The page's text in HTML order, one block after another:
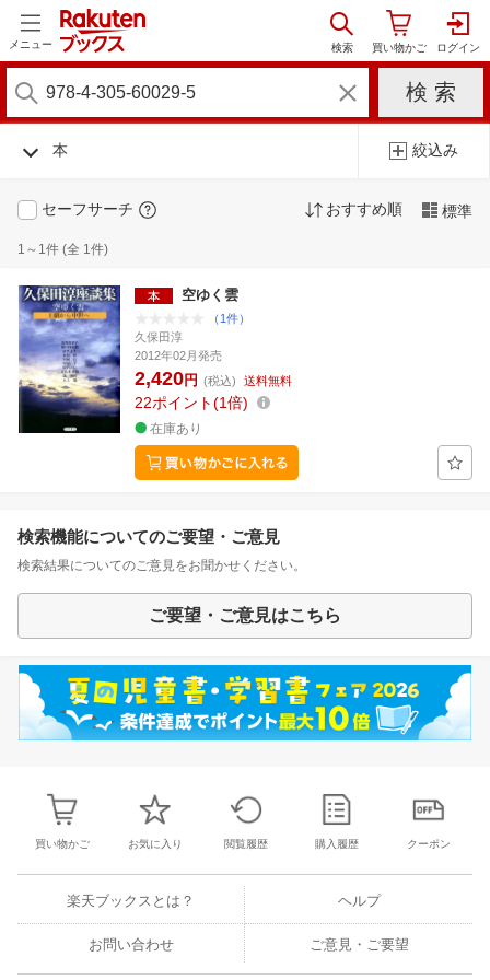
メニュー
本 絞込み
セーフサーチ おすすめ順 標準
1～1件 (全 1件)
空ゆく雲
（1件）
久保田淳
2012年02月発売
2,420円 (税込) 送料無料
22ポイント 1倍
在庫あり
検索機能についてのご要望・ご意見
検索結果についてのご意見をお聞かせください。
ご要望・ご意見はこちら
買い物かご お気に入り 閲覧履歴 購入履歴 クーポン
楽天ブックスとは？ ヘルプ
お問い合わせ ご意見・ご要望